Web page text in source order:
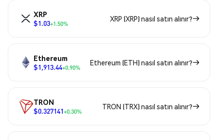
XRP
$1.03+1.50%
XRP (XRP) nasıl satın alınır?
Ethereum
$1,913.44+0.90%
Ethereum (ETH) nasıl satın alınır?
TRON
$0.327141+0.30%
TRON (TRX) nasıl satın alınır?